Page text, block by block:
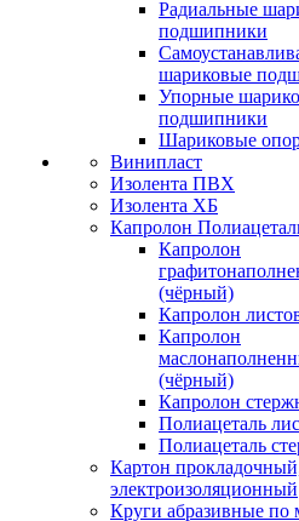
Радиальные
подшипники
шариковые
Упорные
подшипники
Шариковые
Винипласт
Изолента ПВХ
Изолента ХБ
Капролон
Капролон
(чёрный)
Капролон
Капролон
(чёрный)
Капролон
Полиацеталь
Полиацеталь
Картон
электроизоляционный
Круги абразивные по